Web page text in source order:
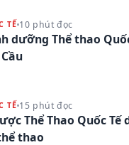
TẾ 10 phút đọc
dưỡng Thể thao
TẾ 15 phút đọc
Thể Thao Quốc
thao